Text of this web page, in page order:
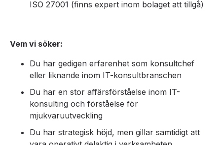
ISO 27001 (finns expert inom bolaget att tillgå)
Vem vi söker:
Du har gedigen erfarenhet som konsultchef
eller liknande inom IT-konsultbranschen
Du har en stor affärsförståelse inom IT-
konsulting och förståelse för
mjukvaruutveckling
Du har strategisk höjd, men gillar samtidigt att